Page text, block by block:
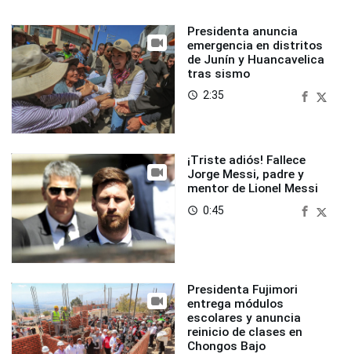
Presidenta anuncia
emergencia en distritos
de Junín y Huancavelica
tras sismo
access_time 2:35
¡Triste adiós! Fallece
Jorge Messi, padre y
mentor de Lionel Messi
access_time 0:45
Presidenta Fujimori
entrega módulos
escolares y anuncia
reinicio de clases en
Chongos Bajo